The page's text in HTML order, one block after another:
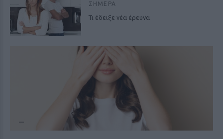
ΣΉΜΕΡΑ
Τι έδειξε νέα έρευνα